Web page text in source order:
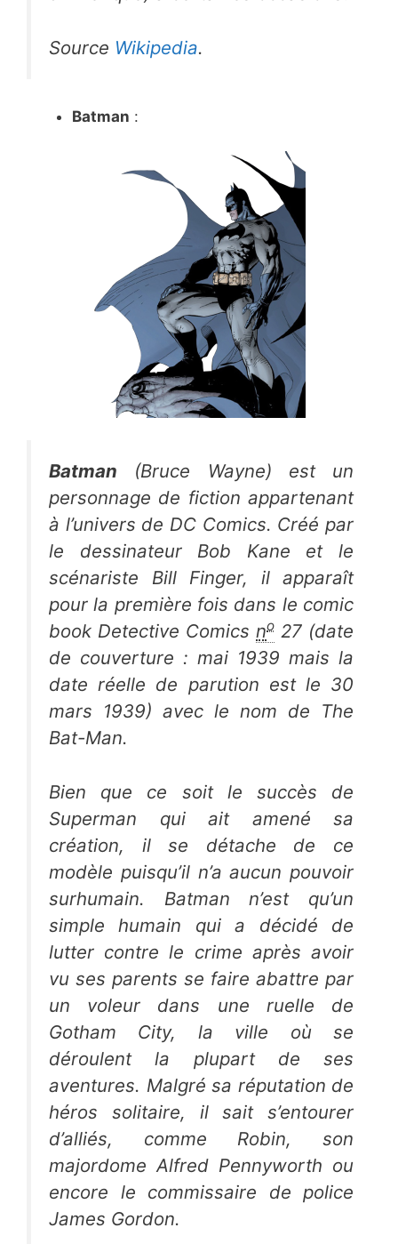
Source Wikipedia.
Batman :
Batman (Bruce Wayne) est un
personnage de fiction appartenant
à l’univers de DC Comics. Créé par
le dessinateur Bob Kane et le
scénariste Bill Finger, il apparaît
pour la première fois dans le comic
book Detective Comics no 27 (date
de couverture : mai 1939 mais la
date réelle de parution est le 30
mars 1939) avec le nom de The
Bat-Man.
Bien que ce soit le succès de
Superman qui ait amené sa
création, il se détache de ce
modèle puisqu’il n’a aucun pouvoir
surhumain. Batman n’est qu’un
simple humain qui a décidé de
lutter contre le crime après avoir
vu ses parents se faire abattre par
un voleur dans une ruelle de
Gotham City, la ville où se
déroulent la plupart de ses
aventures. Malgré sa réputation de
héros solitaire, il sait s’entourer
d’alliés, comme Robin, son
majordome Alfred Pennyworth ou
encore le commissaire de police
James Gordon.